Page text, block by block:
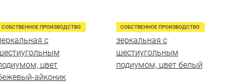
СОБСТВЕННОЕ ПРОИЗВОДСТВО СОБСТВЕННОЕ ПРОИЗВОДСТВО